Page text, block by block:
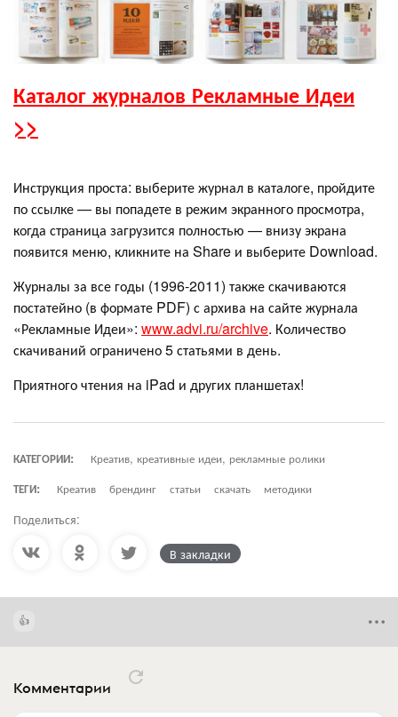
Каталог журналов Рекламные Идеи
>>
Инструкция проста: выберите журнал в каталоге, пройдите
по ссылке — вы попадете в режим экранного просмотра,
когда страница загрузится полностью — внизу экрана
появится меню, кликните на Share и выберите Download.
Журналы за все годы (1996-2011) также скачиваются
постатейно (в формате PDF) с архива на сайте журнала
«Рекламные Идеи»: www.advi.ru/archive. Количество
скачиваний ограничено 5 статьями в день.
Приятного чтения на iPad и других планшетах!
КАТЕГОРИИ:
Креатив, креативные идеи, рекламные ролики
ТЕГИ:
Креатив брендинг статьи скачать методики
Поделиться:
В закладки
Комментарии